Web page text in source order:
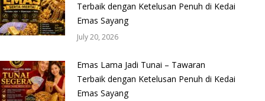
Terbaik dengan Ketelusan Penuh di Kedai
Emas Sayang
July 20, 2026
Emas Lama Jadi Tunai – Tawaran
Terbaik dengan Ketelusan Penuh di Kedai
Emas Sayang